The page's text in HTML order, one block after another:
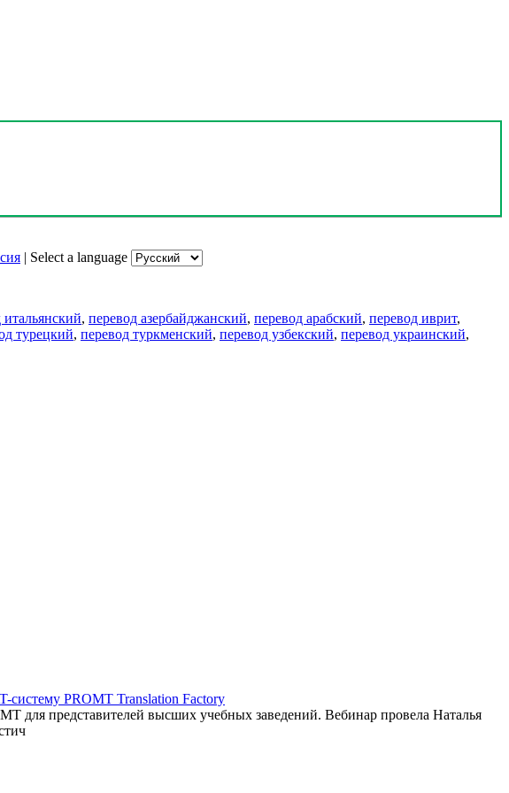
| Select a language
итальянский, перевод азербайджанский, перевод арабский, перевод иврит,
турецкий, перевод туркменский, перевод узбекский, перевод украинский,
систему PROMT Translation Factory
для представителей высших учебных заведений. Вебинар провела Наталья